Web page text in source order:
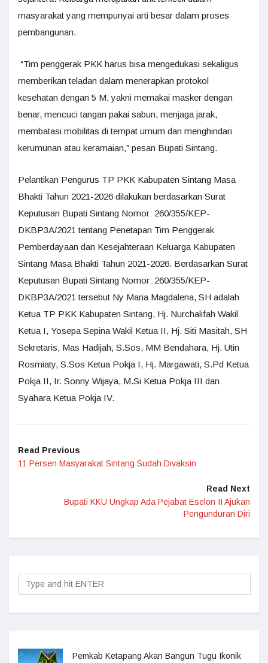
masyarakat yang mempunyai arti besar dalam proses
pembangunan.
“Tim penggerak PKK harus bisa mengedukasi sekaligus
memberikan teladan dalam menerapkan protokol
kesehatan dengan 5 M, yakni memakai masker dengan
benar, mencuci tangan pakai sabun, menjaga jarak,
membatasi mobilitas di tempat umum dan menghindari
kerumunan atau keramaian,” pesan Bupati Sintang.
Pelantikan Pengurus TP PKK Kabupaten Sintang Masa
Bhakti Tahun 2021-2026 dilakukan berdasarkan Surat
Keputusan Bupati Sintang Nomor: 260/355/KEP-
DKBP3A/2021 tentang Penetapan Tim Penggerak
Pemberdayaan dan Kesejahteraan Keluarga Kabupaten
Sintang Masa Bhakti Tahun 2021-2026. Berdasarkan Surat
Keputusan Bupati Sintang Nomor: 260/355/KEP-
DKBP3A/2021 tersebut Ny Maria Magdalena, SH adalah
Ketua TP PKK Kabupaten Sintang, Hj. Nurchalifah Wakil
Ketua I, Yosepa Sepina Wakil Ketua II, Hj. Siti Masitah, SH
Sekretaris, Mas Hadijah, S.Sos, MM Bendahara, Hj. Utin
Rosmiaty, S.Sos Ketua Pokja I, Hj. Margawati, S.Pd Ketua
Pokja II, Ir. Sonny Wijaya, M.Si Ketua Pokja III dan
Syahara Ketua Pokja IV.
Read Previous
11 Persen Masyarakat Sintang Sudah Divaksin
Read Next
Bupati KKU Ungkap Ada Pejabat Eselon II Ajukan
Pengunduran Diri
Pemkab Ketapang Akan Bangun Tugu Ikonik